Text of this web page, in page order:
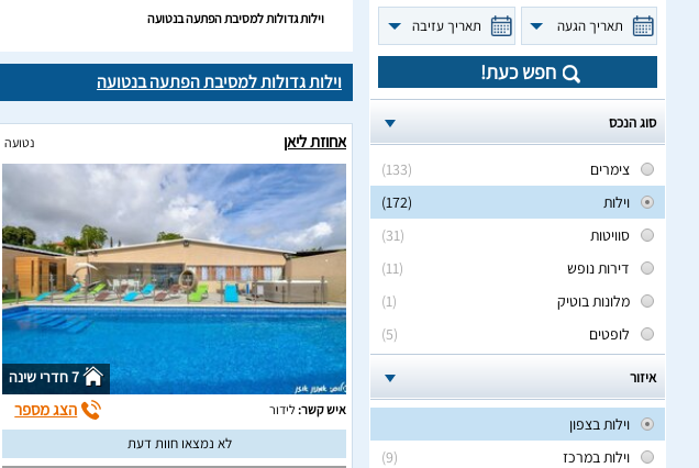
תאריך הגעה תאריך עזיבה
חפש כעת!
סוג הנכס
(133)
צימרים
(172)
וילות
(31)
סוויטות
(11)
דירות נופש
(1)
מלונות בוטיק
(5)
לופטים
איזור
וילות בצפון
(9)
וילות במרכז
וילות גדולות למסיבת הפתעה בנטועה
וילות גדולות למסיבת הפתעה בנטועה
אחוזת ליאן נטועה
7 חדרי שינה
איש קשר:לידור הצג מספר
לא נמצאו חוות דעת